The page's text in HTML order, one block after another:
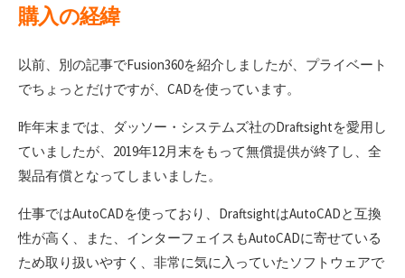
購入の経緯
以前、別の記事でFusion360を紹介しましたが、プライベート
でちょっとだけですが、CADを使っています。
昨年末までは、ダッソー・システムズ社のDraftsightを愛用し
ていましたが、2019年12月末をもって無償提供が終了し、全
製品有償となってしまいました。
仕事ではAutoCADを使っており、DraftsightはAutoCADと互換
性が高く、また、インターフェイスもAutoCADに寄せている
ため取り扱いやすく、非常に気に入っていたソフトウェアで